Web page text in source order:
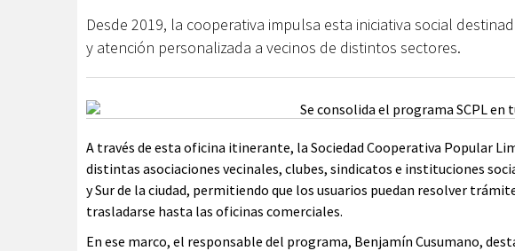
Desde 2019, la cooperativa impulsa esta iniciativa social
y atención personalizada a vecinos de distintos sectores.
A través de esta oficina itinerante, la Sociedad Cooperativa Popular
distintas asociaciones vecinales, clubes, sindicatos e instituciones
y Sur de la ciudad, permitiendo que los usuarios puedan resolver
trasladarse hasta las oficinas comerciales.
En ese marco, el responsable del programa, Benjamín Cusumano,